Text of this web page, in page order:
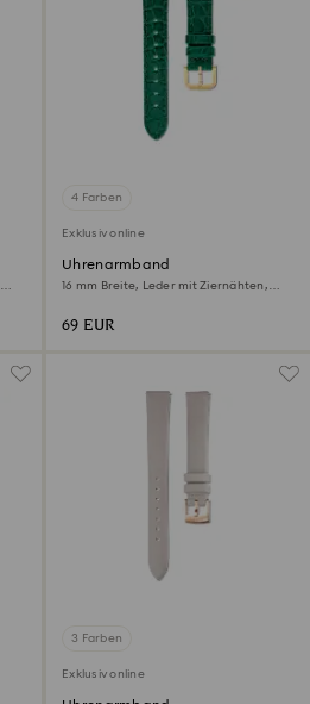
4 Farben
Exklusiv online
Uhrenarmband
16 mm Breite, Leder mit Ziernähten,
69 EUR
3 Farben
Exklusiv online